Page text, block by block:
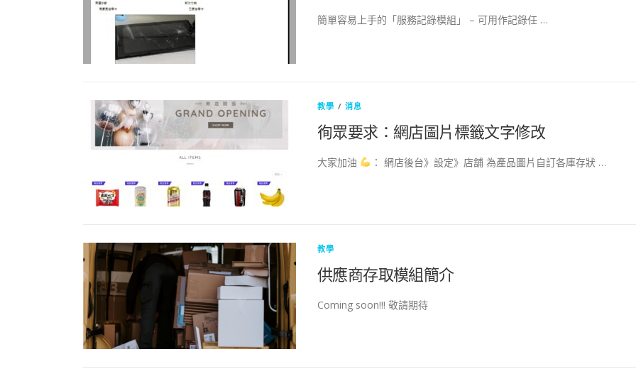
簡單容易上手的「服務記錄模組」 – 可用作記錄任 …
教學 /消息
徇眾要求：網店圖片標籤文字修改
大家加油 ： 網店後台》設定》店舖 為產品圖片自訂各庫存狀 …
教學
供應商存取模組簡介
Coming soon!!! 敬請期待